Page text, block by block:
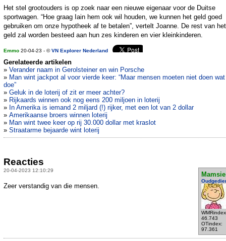
Het stel grootouders is op zoek naar een nieuwe eigenaar voor de Duitse
sportwagen. “Hoe graag Iain hem ook wil houden, we kunnen het geld goed
gebruiken om onze hypotheek af te betalen”, vertelt Joanne. De rest van het
geld zal worden besteed aan hun zes kinderen en vier kleinkinderen.
Emmo 20-04-23 - ©VN Explorer Nederland
Gerelateerde artikelen
» Verander naam in Gerolsteiner en win Porsche
» Man wint jackpot al voor vierde keer: “Maar mensen moeten niet doen
doe”
» Geluk in de loterij of zit er meer achter?
» Rijkaards winnen ook nog eens 200 miljoen in loterij
» In Amerika is iemand 2 miljard (!) rijker, met een lot van 2 dollar
» Amerikaanse broers winnen loterij
» Man wint twee keer op rij 30.000 dollar met kraslot
» Straatarme bejaarde wint loterij
Reacties
20-04-2023 12:10:29
Mamsie
46.743
OTindex:
97.361
Zeer verstandig van die mensen.